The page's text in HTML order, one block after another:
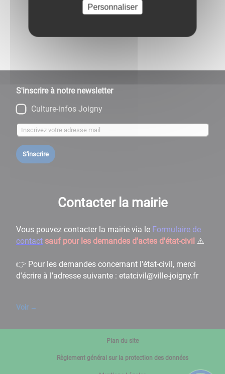
S'inscrire à notre newsletter
Culture-infos Joigny
S'inscrire
Contacter la mairie
Vous pouvez contacter la mairie via le Formulaire de
contact sauf pour les demandes d'actes d'état-civil ⚠️
👉 Pour les demandes concernant l'état-civil, merci
d'écrire à l'adresse suivante : etatcivil@ville-joigny.fr
Voir →
Plan du site
Règlement général sur la protection des données
Personnaliser